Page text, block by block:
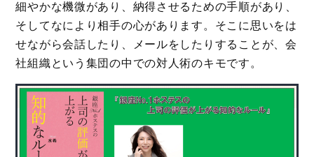
細やかな機微があり、納得させるための手順があり、
そしてなにより相手の心があります。そこに思いをは
せながら会話したり、メールをしたりすることが、会
社組織という集団の中での対人術のキモです。